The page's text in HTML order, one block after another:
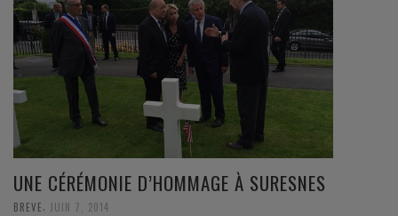
UNE CÉRÉMONIE D’HOMMAGE À SURESNES
BREVE, JUIN 7, 2014